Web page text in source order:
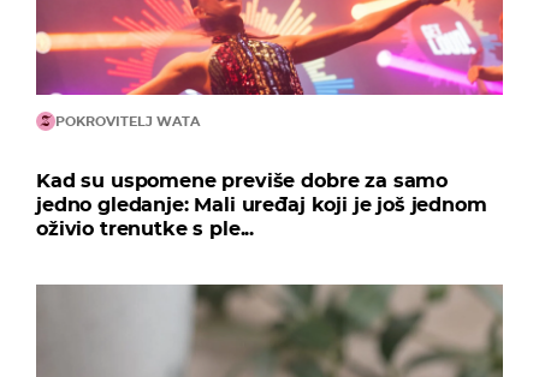
POKROVITELJ WATA
Kad su uspomene previše dobre za samo
jedno gledanje: Mali uređaj koji je još jednom
oživio trenutke s ple...